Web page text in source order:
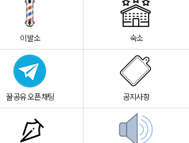
이발소 숙소
꿀공유 오픈채팅 공지사항